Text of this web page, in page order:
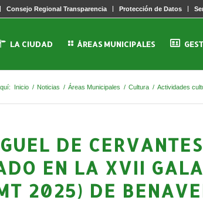
Consejo Regional Transparencia Protección de Datos
LA CIUDAD ÁREAS MUNICIPALES
Inicio / Noticias / Áreas Municipales / Cultura / Actividades
DE
EN LA XVII
2025) DE